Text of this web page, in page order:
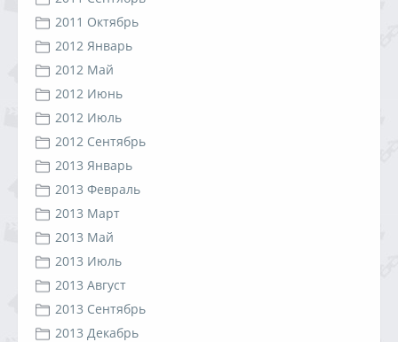
2011 Октябрь
2012 Январь
2012 Май
2012 Июнь
2012 Июль
2012 Сентябрь
2013 Январь
2013 Февраль
2013 Март
2013 Май
2013 Июль
2013 Август
2013 Сентябрь
2013 Декабрь